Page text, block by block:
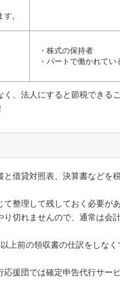
。
・株式の保持者
・パートで働かれてい
、法人にすると節税できる
借貸対照表、決算書などを
整理して残しておく必要があ
切れませんので、通常は会
上前の領収書の仕訳をしなく
援団では確定申告代行サー